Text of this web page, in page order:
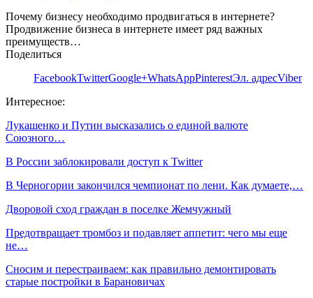
Почему бизнесу необходимо продвигаться в интернете?
Продвижение бизнеса в интернете имеет ряд важных
преимуществ…
Поделиться
FacebookTwitterGoogle+WhatsAppPinterestЭл. адресViber
Интересное:
Лукашенко и Путин высказались о единой валюте
Союзного…
В России заблокировали доступ к Twitter
В Черногории закончился чемпионат по лени. Как думаете,…
Дворовой сход граждан в поселке Жемчужный
Предотвращает тромбоз и подавляет аппетит: чего мы еще
не…
Сносим и перестраиваем: как правильно демонтировать
старые постройки в Барановичах